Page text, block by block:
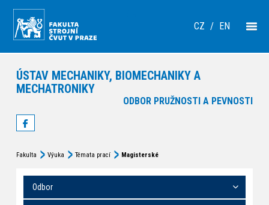
CZ / EN
ÚSTAV MECHANIKY, BIOMECHANIKY A
MECHATRONIKY
ODBOR PRUŽNOSTI A PEVNOSTI
Fakulta Výuka Témata prací Magisterské
Odbor